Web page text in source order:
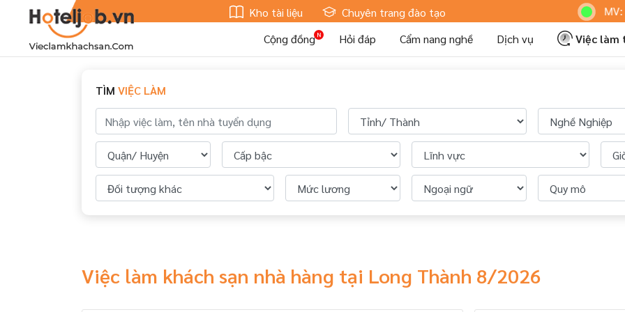
Kho tài liệu Chuyên trang đào tạo Hoteljob MV:
Cộng đồng
Hỏi đáp Cẩm nang nghề Dịch vụ
Việc làm
TÌM VIỆC LÀM
Việc làm khách sạn nhà hàng tại Long Thành 8/2026